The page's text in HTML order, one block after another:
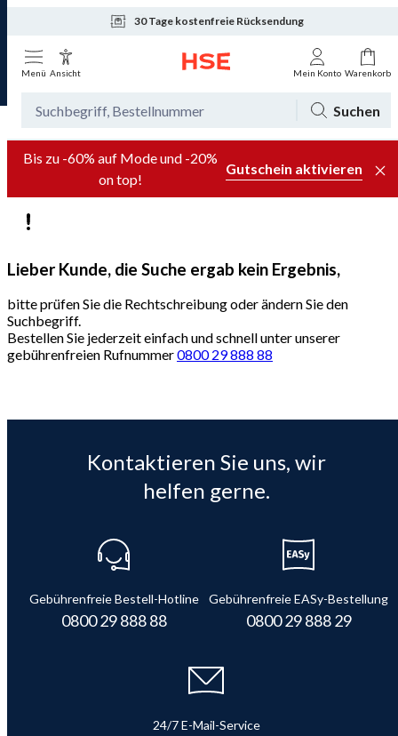
30 Tage kostenfreie Rücksendung
Tagesaktuelle Angebote
Menü Ansicht Mein Konto Warenkorb
Suchen
Bis zu -60% auf Mode und -20%
on top!
Gutschein aktivieren
Lieber Kunde, die Suche ergab kein Ergebnis,
bitte prüfen Sie die Rechtschreibung oder ändern Sie den
Suchbegriff.
Bestellen Sie jederzeit einfach und schnell unter unserer
gebührenfreien Rufnummer0800 29 888 88
Kontaktieren Sie uns, wir
helfen gerne.
Gebührenfreie Bestell-Hotline
0800 29 888 88
Gebührenfreie EASy-Bestellung
0800 29 888 29
24/7 E-Mail-Service